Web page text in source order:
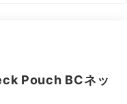
Pouch BCネッ